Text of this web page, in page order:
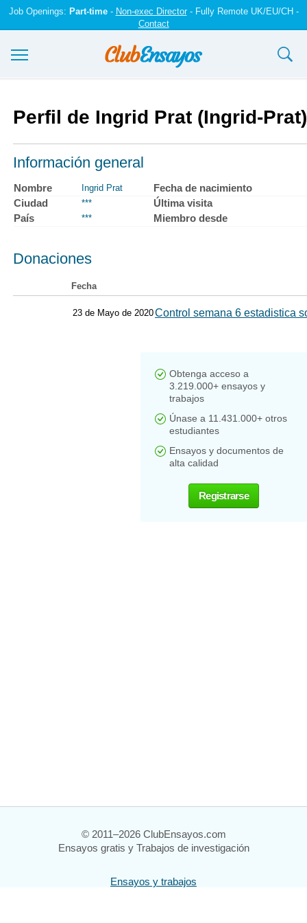
Job Openings: Part-time- Non-exec Director- Fully Remote UK/EU/CH -
Contact
Registrarse
Iniciar sesión
Contáctenos
Perfil de Ingrid Prat (Ingrid-Prat)
Información general
Nombre Ingrid Prat
Fecha de nacimiento
Ciudad
***
Última visita
País
*** Miembro desde
Donaciones
Fecha
23 de Mayo de 2020Control semana 6 estadistica
Obtenga acceso a
3.219.000+ ensayos y
trabajos
Únase a 11.431.000+ otros
estudiantes
Ensayos y documentos de
alta calidad
Registrarse
© 2011–2026 ClubEnsayos.com
Ensayos gratis y Trabajos de investigación
Ensayos y trabajos